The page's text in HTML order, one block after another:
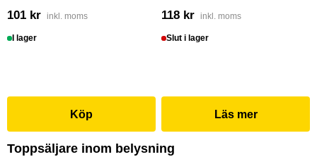
101 kr inkl. moms
I lager
Köp
118 kr inkl. moms
Slut i lager
Läs mer
Toppsäljare inom belysning